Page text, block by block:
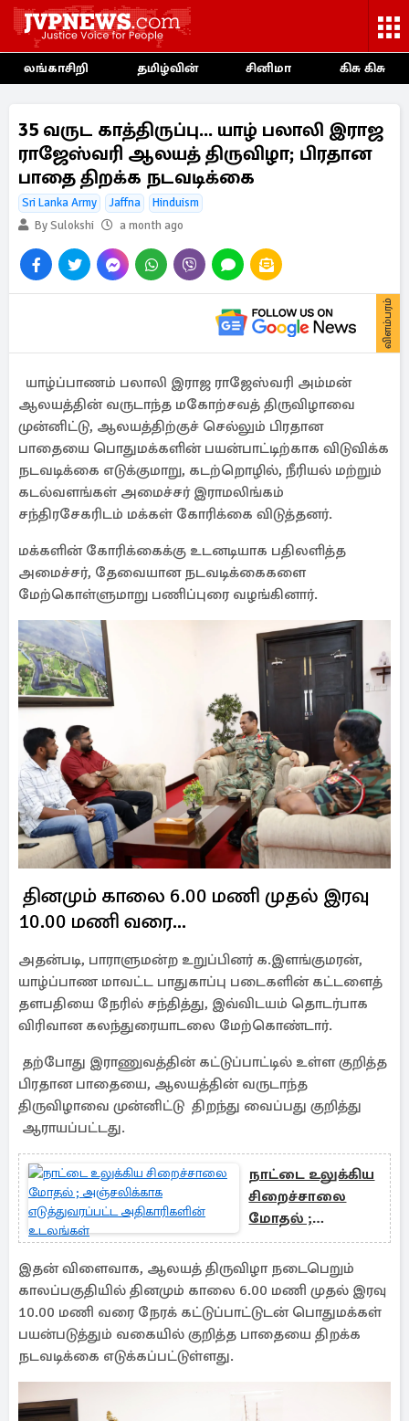
லங்காசிறி தமிழ்வின் சினிமா கிசு கிசு
35 வருட காத்திருப்பு... யாழ் பலாலி இராஜ
ராஜேஸ்வரி ஆலயத் திருவிழா; பிரதான
பாதை திறக்க நடவடிக்கை
Sri Lanka Army Jaffna
Hinduism
By Sulokshi
a month ago
விளம்பரம்
யாழ்ப்பாணம் பலாலி இராஜ ராஜேஸ்வரி அம்மன்
ஆலயத்தின் வருடாந்த மகோற்சவத் திருவிழாவை
முன்னிட்டு, ஆலயத்திற்குச் செல்லும் பிரதான
பாதையை பொதுமக்களின் பயன்பாட்டிற்காக விடுவிக்க
நடவடிக்கை எடுக்குமாறு, கடற்றொழில், நீரியல் மற்றும்
கடல்வளங்கள் அமைச்சர் இராமலிங்கம்
சந்திரசேகரிடம் மக்கள் கோரிக்கை விடுத்தனர்.
மக்களின் கோரிக்கைக்கு உடனடியாக பதிலளித்த
அமைச்சர், தேவையான நடவடிக்கைகளை
மேற்கொள்ளுமாறு பணிப்புரை வழங்கினார்.
தினமும் காலை 6.00 மணி முதல் இரவு
10.00 மணி வரை...
அதன்படி, பாராளுமன்ற உறுப்பினர் க.இளங்குமரன்,
யாழ்ப்பாண மாவட்ட பாதுகாப்பு படைகளின் கட்டளைத்
தளபதியை நேரில் சந்தித்து, இவ்விடயம் தொடர்பாக
விரிவான கலந்துரையாடலை மேற்கொண்டார்.
தற்போது இராணுவத்தின் கட்டுப்பாட்டில் உள்ள குறித்த
பிரதான பாதையை, ஆலயத்தின் வருடாந்த
திருவிழாவை முன்னிட்டு திறந்து வைப்பது குறித்து
ஆராயப்பட்டது.
நாட்டை உலுக்கிய
சிறைச்சாலை
மோதல் ;
அஞ்சலிக்காக
எடுத்துவரப்பட்ட
அதிகாரிகளின்
உடலங்கள்
இதன் விளைவாக, ஆலயத் திருவிழா நடைபெறும்
காலப்பகுதியில் தினமும் காலை 6.00 மணி முதல் இரவு
10.00 மணி வரை நேரக் கட்டுப்பாட்டுடன் பொதுமக்கள்
பயன்படுத்தும் வகையில் குறித்த பாதையை திறக்க
நடவடிக்கை எடுக்கப்பட்டுள்ளது.